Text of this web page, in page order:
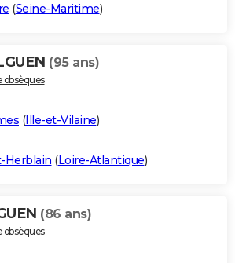
(Seine-Maritime)
(95 ans)
(Ille-et-Vilaine)
Herblain (Loire-Atlantique)
(86 ans)